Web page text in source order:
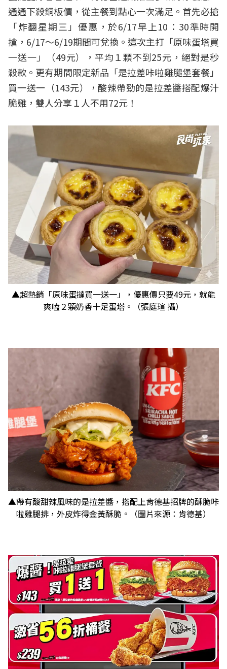
通通下殺銅板價，從主餐到點心一次滿足。首先必搶
「炸翻星期三」優惠，於6/17早上10：30準時開
搶，6/17～6/19期間可兌換。這次主打「原味蛋塔買
一送一」（49元），平均１顆不到25元，絕對是秒
殺款。更有期間限定新品「是拉差咔啦雞腿堡套餐」
買一送一（143元），酸辣帶勁的是拉差醬搭配爆汁
脆雞，雙人分享１人不用72元！
▲超熱銷「原味蛋撻買一送一」，優惠價只要49元，就能
爽嗑２顆奶香十足蛋塔。（張庭瑄 攝）
▲帶有酸甜辣風味的是拉差醬，搭配上肯德基招牌的酥脆咔
啦雞腿排，外皮炸得金黃酥脆。（圖片來源：肯德基）